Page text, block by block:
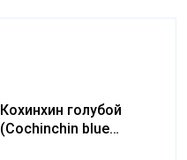
Кохинхин голубой
(Cochinchin blue